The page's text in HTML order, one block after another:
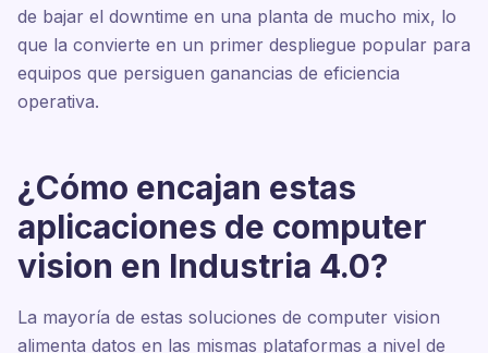
de bajar el downtime en una planta de mucho mix, lo
que la convierte en un primer despliegue popular para
equipos que persiguen ganancias de eficiencia
operativa.
¿Cómo encajan estas
aplicaciones de computer
vision en Industria 4.0?
La mayoría de estas soluciones de computer vision
alimenta datos en las mismas plataformas a nivel de